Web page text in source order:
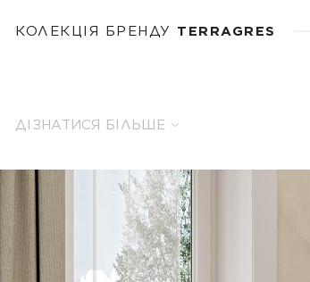
КОЛЕКЦІЯ БРЕНДУ TERRAGRES
ДІЗНАТИСЯ БІЛЬШЕ